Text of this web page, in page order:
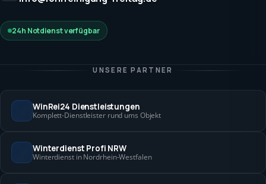
24h Notdienst verfügbar
UNSERE PARTNER
WinRei24 Dienstleistungen
Komplett-Dienstleister rund ums Objekt
Winterdienst Profi NRW
Winterdienst in Nordrhein-Westfalen